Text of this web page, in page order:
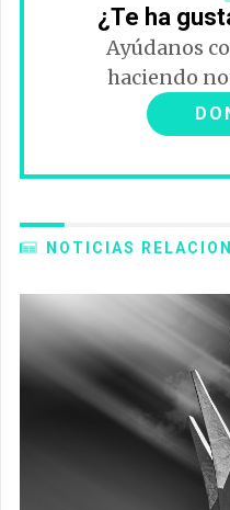
¿Te ha
Ayúdanos
haciendo
NOTICIAS